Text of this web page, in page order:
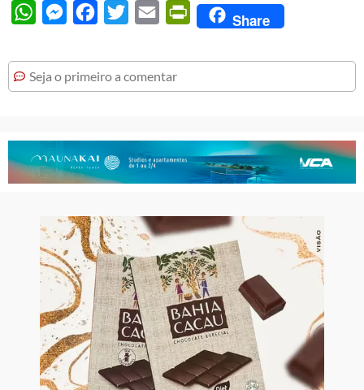
WhatsAppMessengerFacebook
Twitter Email PrintFriendly
Share
Seja o primeiro a comentar